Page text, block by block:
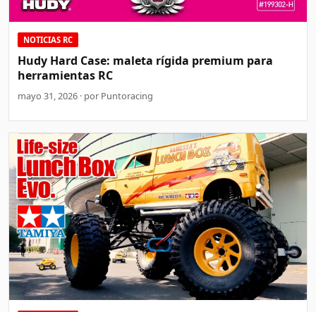
NOTICIAS RC
Hudy Hard Case: maleta rígida premium para
herramientas RC
mayo 31, 2026 · por Puntoracing